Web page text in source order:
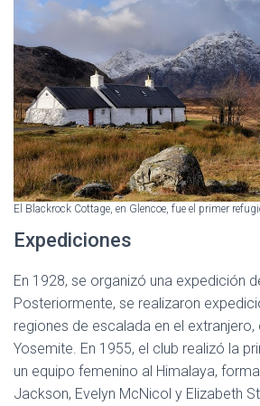
El Blackrock Cottage, en Glencoe, fue el primer
Expediciones
En 1928, se organizó una expedición
Posteriormente, se realizaron
regiones de escalada en el
Yosemite. En 1955, el club realizó la
un equipo femenino al Himalaya,
Jackson, Evelyn McNicol y Elizabeth